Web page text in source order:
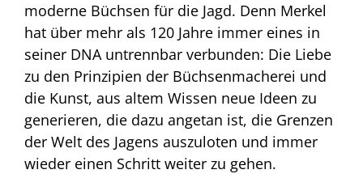
moderne Büchsen für die Jagd. Denn Merkel
hat über mehr als 120 Jahre immer eines in
seiner DNA untrennbar verbunden: Die Liebe
zu den Prinzipien der Büchsenmacherei und
die Kunst, aus altem Wissen neue Ideen zu
generieren, die dazu angetan ist, die Grenzen
der Welt des Jagens auszuloten und immer
wieder einen Schritt weiter zu gehen.